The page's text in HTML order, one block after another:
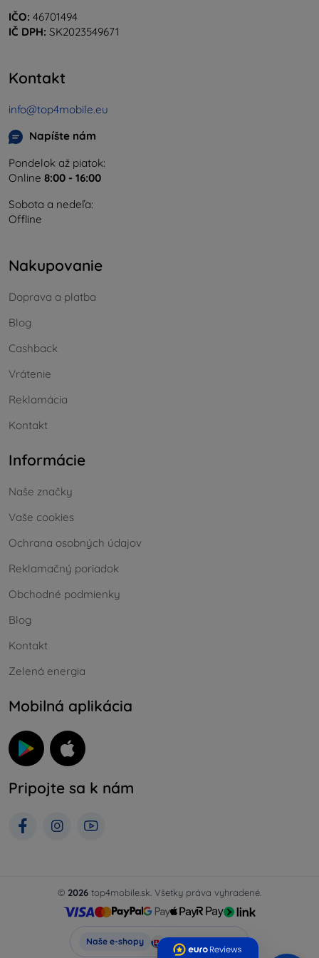
IČO: 46701494
IČ DPH: SK2023549671
Kontakt
info@top4mobile.eu
Napíšte nám
Pondelok až piatok:
Online 8:00 - 16:00
Sobota a nedeľa:
Offline
Nakupovanie
Doprava a platba
Blog
Cashback
Vrátenie
Reklamácia
Kontakt
Informácie
Naše značky
Vaše cookies
Ochrana osobných údajov
Reklamačný poriadok
Obchodné podmienky
Blog
Kontakt
Zelená energia
Mobilná aplikácia
Pripojte sa k nám
© 2026 top4mobile.sk. Všetky práva vyhradené.
Naše e-shopy Top4Mobile.sk